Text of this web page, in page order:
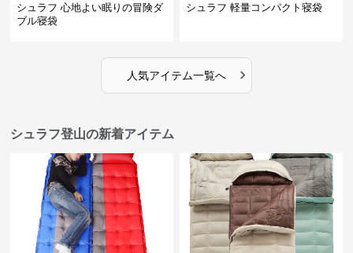
シュラフ 心地よい眠りの冒険ダ
ブル寝袋
シュラフ 軽量コンパクト寝袋
人気アイテム一覧へ ›
シュラフ登山の新着アイテム